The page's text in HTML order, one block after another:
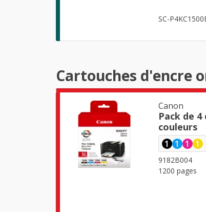
SC-
Cartouches d'encre
Canon
Pack de
couleurs
1 1 1 1
9182B004
1200 pages